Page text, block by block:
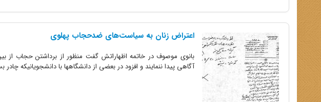
اعتراض زنان به سیاست‌های ضدحجاب پهلوی
بانوى موصوف در خاتمه اظهاراتش گفت منظور از برداشتن حجاب از بین
آگاهى پیدا ننمایند و افزود در بعضى از دانشگاهها با دانشجویانیکه